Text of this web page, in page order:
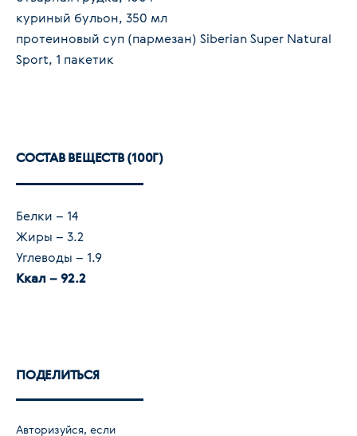
куриный бульон, 350 мл
протеиновый суп (пармезан) Siberian Super Natural
Sport, 1 пакетик
СОСТАВ ВЕЩЕСТВ (100Г)
Белки – 14
Жиры – 3.2
Углеводы – 1.9
Ккал – 92.2
ПОДЕЛИТЬСЯ
Авторизуйся, если